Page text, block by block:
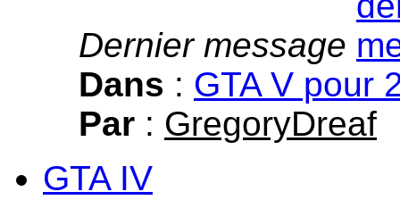
Dernier message
Dans : GTA V pour
Par : GregoryDreaf
GTA IV